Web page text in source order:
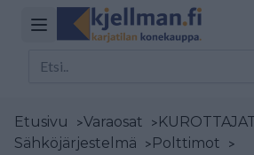
Etusivu >Varaosat >
Sähköjärjestelmä >Polttimot >